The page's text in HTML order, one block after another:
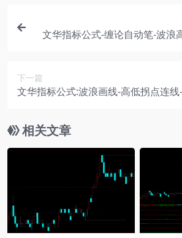
文华指标公式-缠论自动笔-波浪
下一篇
文华指标公式:波浪画线-高低拐点连线
相关文章